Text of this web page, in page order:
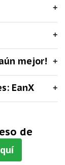
mejor!
EanX
de